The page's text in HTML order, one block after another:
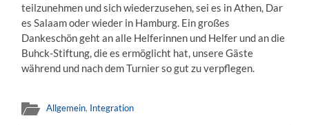
teilzunehmen und sich wiederzusehen, sei es in Athen, Dar
es Salaam oder wieder in Hamburg. Ein großes
Dankeschön geht an alle Helferinnen und Helfer und an die
Buhck-Stiftung, die es ermöglicht hat, unsere Gäste
während und nach dem Turnier so gut zu verpflegen.
Allgemein, Integration